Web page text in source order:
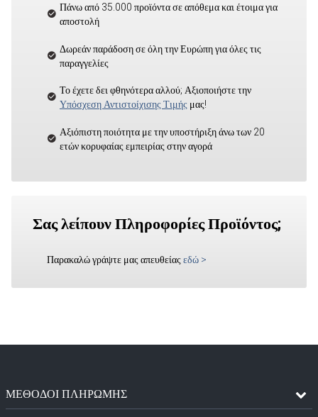
Πάνω από 35.000 προϊόντα σε απόθεμα και έτοιμα για
αποστολή
Δωρεάν παράδοση σε όλη την Ευρώπη για όλες τις
παραγγελίες
Το έχετε δει φθηνότερα αλλού; Αξιοποιήστε την
Υπόσχεση Αντιστοίχισης Τιμής μας!
Αξιόπιστη ποιότητα με την υποστήριξη άνω των 20
ετών κορυφαίας εμπειρίας στην αγορά
Σας λείπουν Πληροφορίες Προϊόντος;
Παρακαλώ γράψτε μας απευθείας εδώ >
ΜΈΘΟΔΟΙ ΠΛΗΡΩΜΉΣ